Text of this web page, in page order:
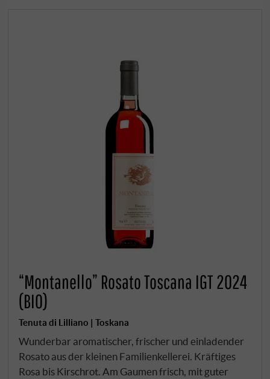
“Montanello” Rosato Toscana IGT 2024
(BIO)
Tenuta di Lilliano | Toskana
Wunderbar aromatischer, frischer und einladender
Rosato aus der kleinen Familienkellerei. Kräftiges
Rosa bis Kirschrot. Am Gaumen frisch, mit guter